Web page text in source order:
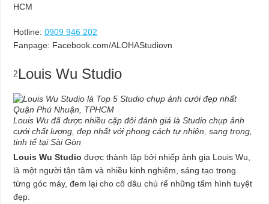
HCM
Hotline: 0909 946 202
Fanpage: Facebook.com/ALOHAStudiovn
2Louis Wu Studio
Louis Wu đã được nhiều cặp đôi đánh giá là Studio chụp ảnh
cưới chất lượng, đẹp nhất với phong cách tự nhiên, sang trọng,
tinh tế tại Sài Gòn
Louis Wu Studiođược thành lập bởi nhiếp ảnh gia Louis Wu,
là một người tận tâm và nhiều kinh nghiệm, sáng tạo trong
từng góc máy, đem lại cho cô dâu chú rể những tấm hình tuyệt
đẹp.